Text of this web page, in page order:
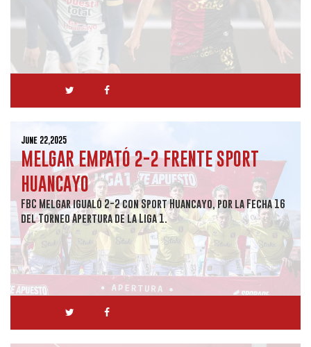
June 22,2025
MELGAR EMPATÓ 2-2 FRENTE SPORT
HUANCAYO
FBC Melgar igualó 2-2 con Sport Huancayo, por la Fecha 16
del Torneo Apertura de la Liga 1.